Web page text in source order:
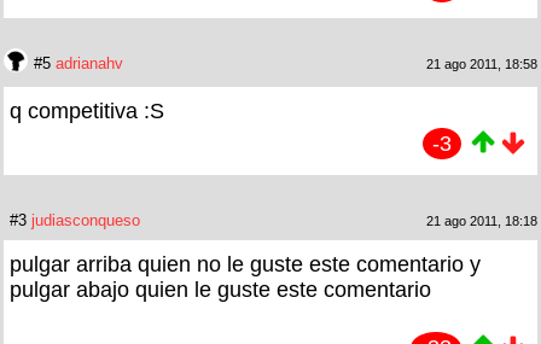
#5 adrianahv 21 ago 2011, 18:58
q competitiva :S
-3
#3 judiasconqueso 21 ago 2011, 18:18
pulgar arriba quien no le guste este comentario y
pulgar abajo quien le guste este comentario